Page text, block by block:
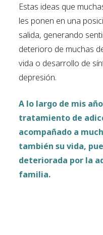
Estas ideas que
les ponen en una
salida, generando
deterioro de muchas
vida o desarrollo de
depresión.
A lo largo de mis
tratamiento de
acompañado a
también su vida,
deteriorada por la
familia.